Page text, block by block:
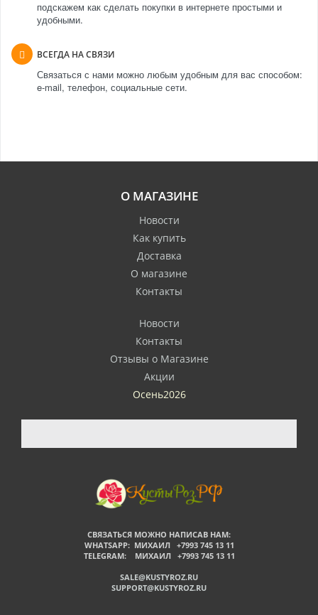
подскажем как сделать покупки в интернете простыми и
удобными.
ВСЕГДА НА СВЯЗИ
Связаться с нами можно любым удобным для вас способом:
e-mail, телефон, социальные сети.
О МАГАЗИНЕ
Новости
Как купить
Доставка
О магазине
Контакты
Новости
Контакты
Отзывы о Магазине
Акции
Осень2026
СВЯЗАТЬСЯ МОЖНО НАПИСАВ НАМ:
WHATSAPP: МИХАИЛ +7993 745 13 11
TELEGRAM: МИХАИЛ +7993 745 13 11
SALE@KUSTYROZ.RU
SUPPORT@KUSTYROZ.RU